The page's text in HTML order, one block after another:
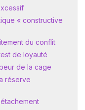
« constructive
du conflit
de loyauté
de la cage
réserve